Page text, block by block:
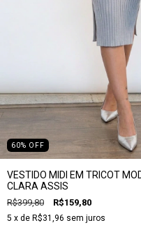
60% OFF
VESTIDO MIDI EM TRICOT
CLARA ASSIS
R$399,80 R$159,80
5 x de R$31,96 sem juros